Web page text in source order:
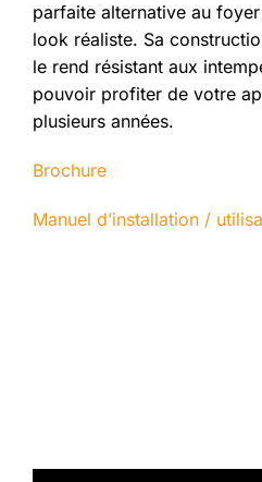
parfaite alternative au
look réaliste. Sa
le rend résistant aux
pouvoir profiter de votre
plusieurs années.
Brochure
Manuel d’installation /